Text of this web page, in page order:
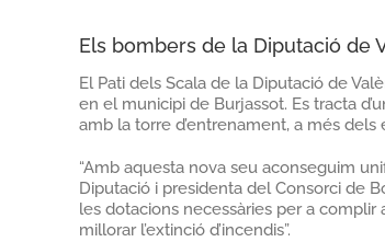
Els bombers de la Diputació de
El Pati dels Scala de la Diputació de
en el municipi de Burjassot. Es tracta
amb la torre d’entrenament, a més dels
“Amb aquesta nova seu aconseguim
Diputació i presidenta del Consorci de
les dotacions necessàries per a
millorar l’extinció d’incendis”.